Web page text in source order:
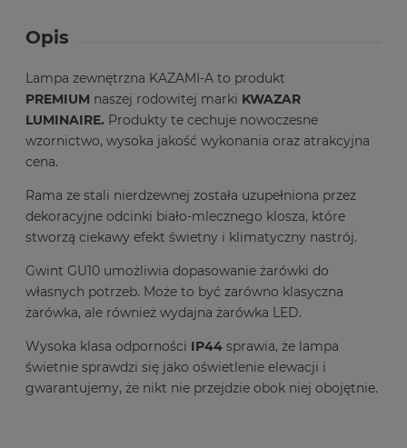
Opis
Lampa zewnętrzna KAZAMI-A to produkt
PREMIUM naszej rodowitej marki KWAZAR
LUMINAIRE. Produkty te cechuje nowoczesne
wzornictwo, wysoka jakość wykonania oraz atrakcyjna
cena.
Rama ze stali nierdzewnej została uzupełniona przez
dekoracyjne odcinki biało-mlecznego klosza, które
stworzą ciekawy efekt świetny i klimatyczny nastrój.
Gwint GU10 umożliwia dopasowanie żarówki do
własnych potrzeb. Może to być zarówno klasyczna
żarówka, ale również wydajna żarówka LED.
Wysoka klasa odporności IP44 sprawia, że lampa
świetnie sprawdzi się jako oświetlenie elewacji i
gwarantujemy, że nikt nie przejdzie obok niej obojętnie.